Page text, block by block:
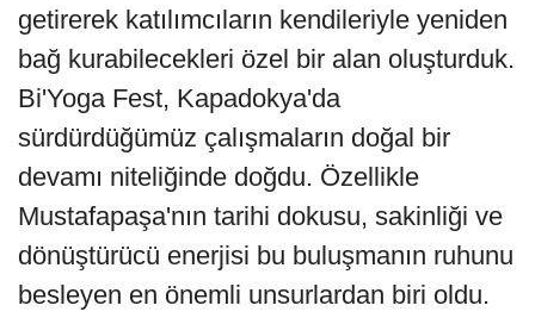
getirerek katılımcıların kendileriyle yeniden
bağ kurabilecekleri özel bir alan oluşturduk.
Bi'Yoga Fest, Kapadokya'da
sürdürdüğümüz çalışmaların doğal bir
devamı niteliğinde doğdu. Özellikle
Mustafapaşa'nın tarihi dokusu, sakinliği ve
dönüştürücü enerjisi bu buluşmanın ruhunu
besleyen en önemli unsurlardan biri oldu.